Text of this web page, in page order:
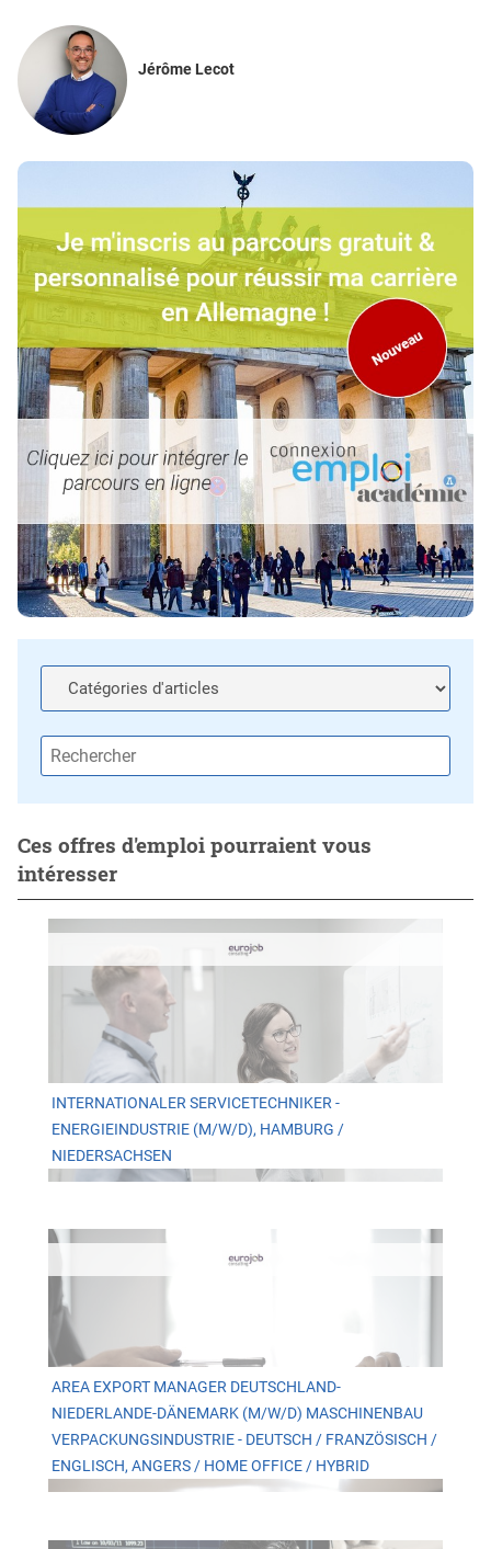
Jérôme Lecot
Ces offres d'emploi pourraient vous
intéresser
INTERNATIONALER SERVICETECHNIKER -
ENERGIEINDUSTRIE (M/W/D), HAMBURG /
NIEDERSACHSEN
AREA EXPORT MANAGER DEUTSCHLAND-
NIEDERLANDE-DÄNEMARK (M/W/D) MASCHINENBAU
VERPACKUNGSINDUSTRIE - DEUTSCH / FRANZÖSISCH /
ENGLISCH, ANGERS / HOME OFFICE / HYBRID